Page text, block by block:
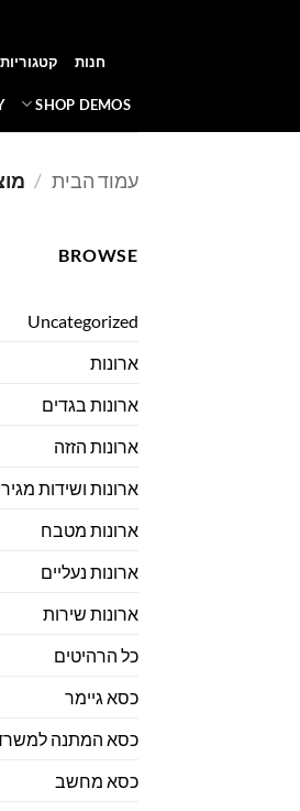
חנות קטגוריות
SHOP DEMOS
עמוד הבית /
BROWSE
Uncategorized
ארונות
ארונות בגדים
ארונות הזזה
ארונות ושידות
ארונות מטבח
ארונות נעליים
ארונות שירות
כל הרהיטים
כסא גיימר
כסא המתנה
כסא מחשב